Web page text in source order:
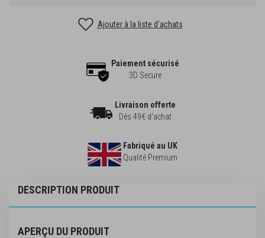
Ajouter à la liste d'achats
Paiement sécurisé
3D Secure
Livraison offerte
Dès 49€ d'achat
Fabriqué au UK
Qualité Premium
DESCRIPTION PRODUIT
APERÇU DU PRODUIT